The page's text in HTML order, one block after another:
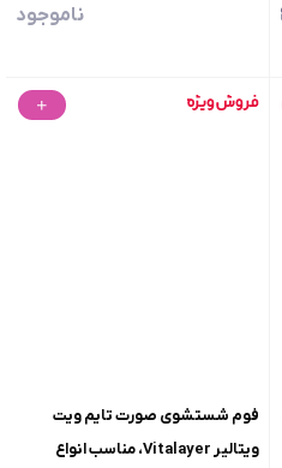
ناموجود
فوم شستشوی صورت تایم ویت
ویتالیر Vitalayer، مناسب انواع